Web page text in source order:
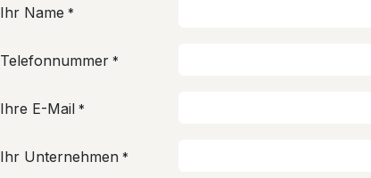
Ihr Name *
Telefonnummer*
Ihre E-Mail *
Ihr Unternehmen*